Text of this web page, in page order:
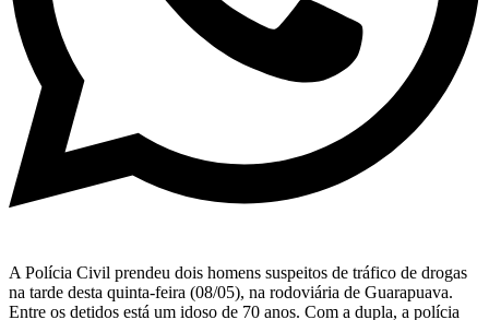
A Polícia Civil prendeu dois homens suspeitos de tráfico de drogas
na tarde desta quinta-feira (08/05), na rodoviária de Guarapuava.
Entre os detidos está um idoso de 70 anos. Com a dupla, a polícia